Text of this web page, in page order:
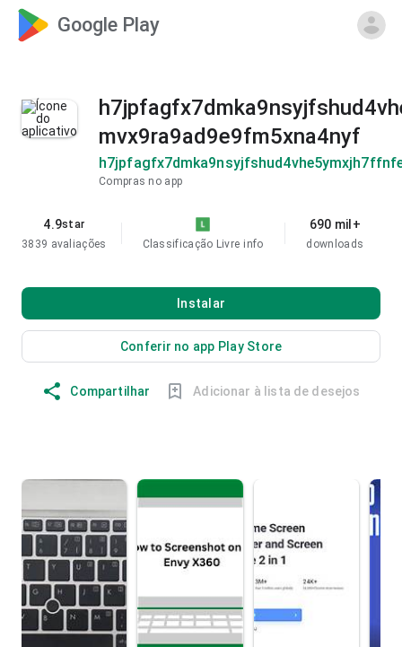
Google Play
mvx9ra9ad9e9fm5xna4nyf
Compras no app
4.9star
3839 avaliações
Classificação Livre info
690 mil+
downloads
Instalar
Conferir no app Play Store
Compartilhar Adicionar à lista de desejos